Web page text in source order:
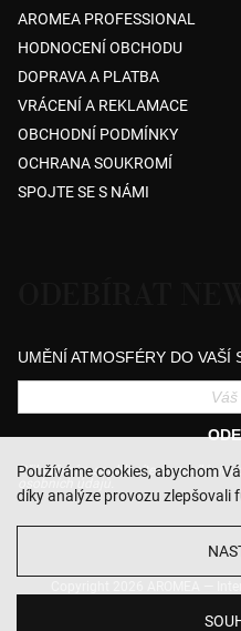
Používáme cookies, abychom
díky analýze provozu zlepšovali
AROMEA PROFESSIONAL
HODNOCENÍ OBCHODU
DOPRAVA A PLATBA
VRÁCENÍ A REKLAMACE
OBCHODNÍ PODMÍNKY
OCHRANA SOUKROMÍ
SPOJTE SE S NÁMI
UMĚNÍ ATMOSFÉRY DO VAŠÍ
Přihlášením souhlasíte se zasíláním